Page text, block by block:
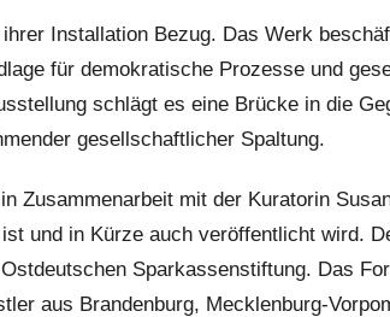
Installation Bezug. Das Werk
für demokratische Prozesse und
schlägt es eine Brücke in die
gesellschaftlicher Spaltung.
Zusammenarbeit mit der Kuratorin
und in Kürze auch veröffentlicht wird.
Sparkassenstiftung. Das
aus Brandenburg, Mecklenburg-